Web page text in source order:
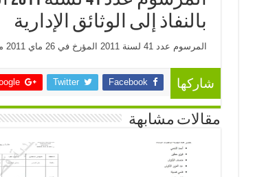
بالنفاذ إلى الوثائق الإدارية
المرسوم عدد 41 لسنة 2011 المؤرخ في 26 ماي 2011 متعلق بالنفاذ إلى الوثائق الإدارية
شاركها Facebook
Twitter
+
مقالات مشابهة